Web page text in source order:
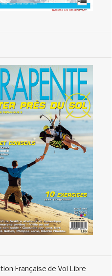
Française de Vol Libre